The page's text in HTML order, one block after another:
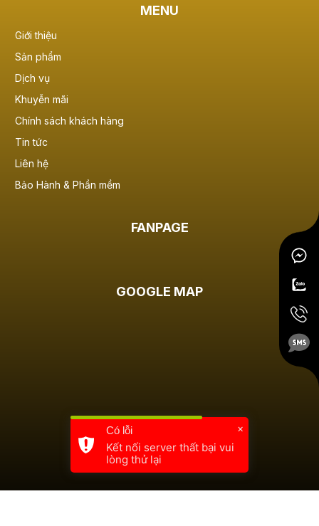
MENU
Giới thiệu
Sản phẩm
Dịch vụ
Khuyễn mãi
Chính sách khách hàng
Tin tức
Liên hệ
Bảo Hành & Phần mềm
FANPAGE
GOOGLE MAP
×
Có lỗi
Kết nối server thất bại vui
lòng thử lại